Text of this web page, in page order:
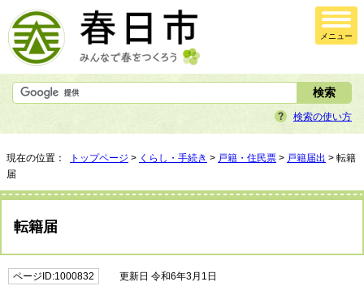
メニュー
検索の使い方
現在の位置： トップページ > くらし・手続き > 戸籍・住民票 > 戸籍届出 > 転籍
届
転籍届
ページID:1000832 更新日 令和6年3月1日